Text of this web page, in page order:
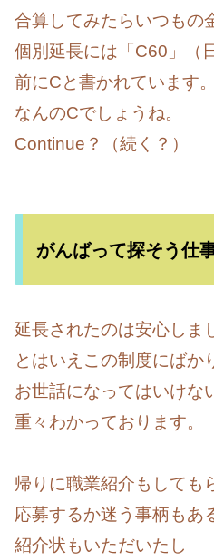
合算してみたらいつもの
個別延長には「C60」（
前にCと書かれています。
なんのCでしょうね。
Continue？（続く？）
がんばって探そう仕
延長されたのは安心しま
とはいえこの制度にばか
お世話になってはいけな
重々わかっております。
帰りに職業紹介もしても
応募するか迷う事柄もあ
紹介状もいただいたし